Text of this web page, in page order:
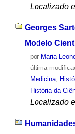
Localizado
Georges
Modelo
por Maria
última
Medicina,
História da
Localizado